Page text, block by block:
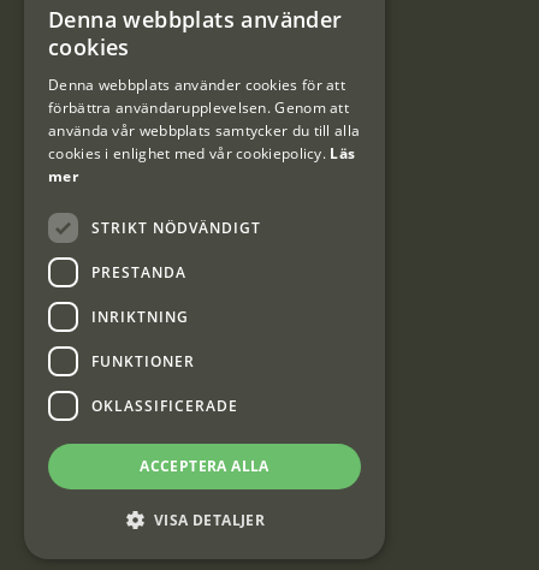
#Interjaktfamily
Kundklubb
Information om kundklubben.
Interjakt Sweden AB, Årjäng
SWEDISH
Denna webbplats använder
cookies
Denna webbplats använder cookies för att
förbättra användarupplevelsen. Genom att
använda vår webbplats samtycker du till alla
cookies i enlighet med vår cookiepolicy. Läs
mer
STRIKT NÖDVÄNDIGT
PRESTANDA
INRIKTNING
FUNKTIONER
OKLASSIFICERADE
ACCEPTERA ALLA
VISA DETALJER